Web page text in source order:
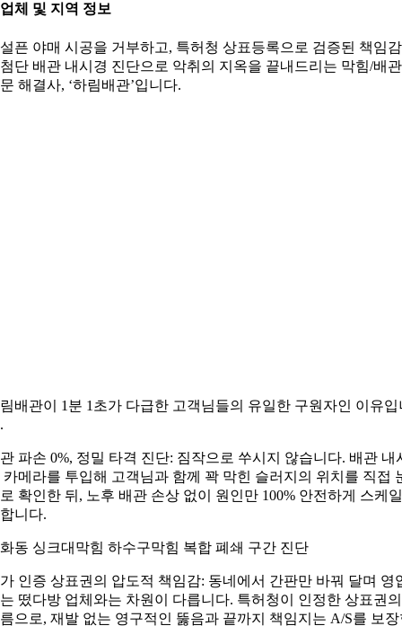
체 및 지역 정보
픈 야매 시공을 거부하고, 특허청 상표등록으로 검증된 책임
단 배관 내시경 진단으로 악취의 지옥을 끝내드리는 막힘/배관
해결사, ‘하림배관’입니다.
배관이 1분 1초가 다급한 고객님들의 유일한 구원자인 이유입
파손 0%, 정밀 타격 진단: 짐작으로 쑤시지 않습니다. 배관 내
카메라를 투입해 고객님과 함께 꽉 막힌 슬러지의 위치를 직접
확인한 뒤, 노후 배관 손상 없이 원인만 100% 안전하게 스케일
니다.
동 싱크대막힘 하수구막힘 복합 폐쇄 구간 진단
인증 상표권의 압도적 책임감: 동네에서 간판만 바꿔 달며 영
떴다방 업체와는 차원이 다릅니다. 특허청이 인정한 상표권의
으로, 재발 없는 영구적인 뚫음과 끝까지 책임지는 A/S를 보장